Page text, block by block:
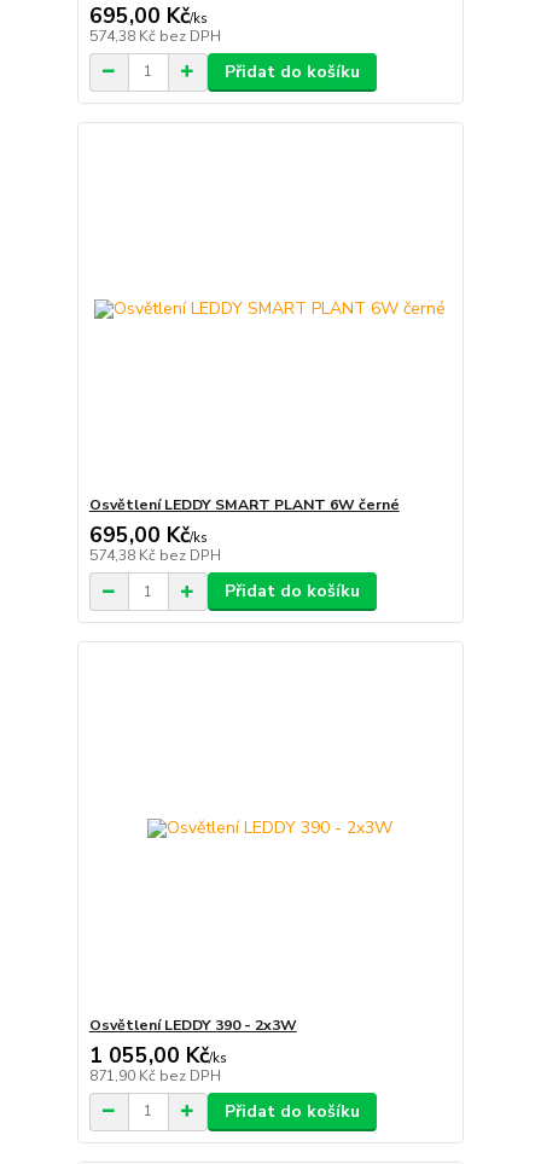
695,00 Kč/ks
574,38 Kč bez DPH
Přidat do košíku
Osvětlení LEDDY SMART PLANT 6W černé
695,00 Kč/ks
574,38 Kč bez DPH
Přidat do košíku
Osvětlení LEDDY 390 - 2x3W
1 055,00 Kč/ks
871,90 Kč bez DPH
Přidat do košíku